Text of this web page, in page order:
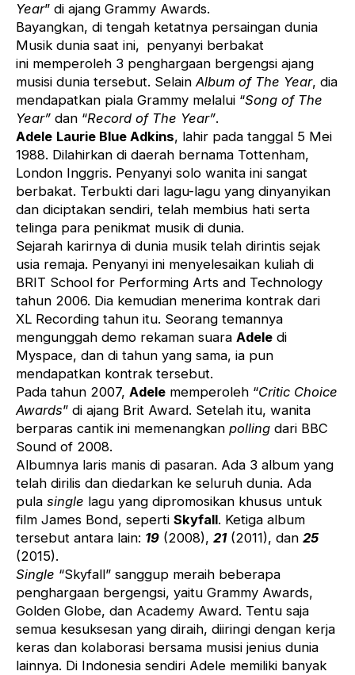
Year” di ajang Grammy Awards.
Bayangkan, di tengah ketatnya persaingan dunia
Musik dunia saat ini, penyanyi berbakat
ini memperoleh 3 penghargaan bergengsi ajang
musisi dunia tersebut. SelainAlbum of The Year, dia
mendapatkan piala Grammy melalui “Song of The
Year” dan “Record of The Year”.
Adele Laurie Blue Adkins, lahir pada tanggal 5 Mei
1988. Dilahirkan di daerah bernama Tottenham,
London Inggris. Penyanyi solo wanita ini sangat
berbakat. Terbukti dari lagu-lagu yang dinyanyikan
dan diciptakan sendiri, telah membius hati serta
telinga para penikmat musik di dunia.
Sejarah karirnya di dunia musik telah dirintis sejak
usia remaja. Penyanyi ini menyelesaikan kuliah di
BRIT School for Performing Arts and Technology
tahun 2006. Dia kemudian menerima kontrak dari
XL Recording tahun itu. Seorang temannya
mengunggah demo rekaman suara Adele di
Myspace, dan di tahun yang sama, ia pun
mendapatkan kontrak tersebut.
Pada tahun 2007, Adele memperoleh “Critic Choice
Awards” di ajang Brit Award. Setelah itu, wanita
berparas cantik ini memenangkan polling dari BBC
Sound of 2008.
Albumnya laris manis di pasaran. Ada 3 album yang
telah dirilis dan diedarkan ke seluruh dunia. Ada
pula single lagu yang dipromosikan khusus untuk
film James Bond, seperti Skyfall. Ketiga album
tersebut antara lain: 19 (2008), 21(2011), dan 25
(2015).
Single “Skyfall” sanggup meraih beberapa
penghargaan bergengsi, yaitu Grammy Awards,
Golden Globe, dan Academy Award. Tentu saja
semua kesuksesan yang diraih, diiringi dengan kerja
keras dan kolaborasi bersama musisi jenius dunia
lainnya. Di Indonesia sendiri Adele memiliki banyak